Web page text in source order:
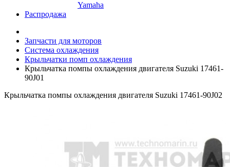
Yamaha
Распродажа
Запчасти для моторов
Система охлаждения
Крыльчатки помп охлаждения
Крыльчатка помпы охлаждения двигателя Suzuki 17461-
90J01
Крыльчатка помпы охлаждения двигателя Suzuki 17461-90J02